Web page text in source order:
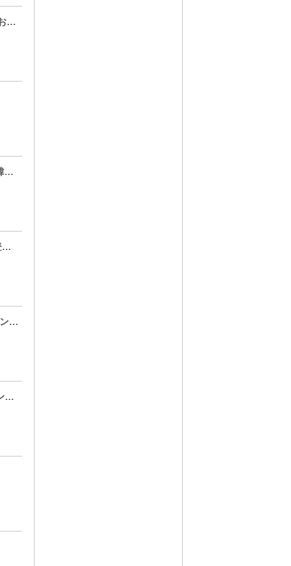
KNTV 2月はNCTジェヒョンの単独ファンコンやチソンの話題のドラマをお届け！
『照明店の客人たち』2024年にディズニープラス スターで最も見られた韓ドラに！
ディズニープラス スター『照明店の客人たち』チュ・ジフンを囲んで、登場人物が大集合の本ポスターと、謎に包まれた本作のヒントが明かされる本予告編が解禁！
パク・ミニョン、ファンと過ごした温かな時間、日本ファンクラブオープン記念ファンミーティング
パク・ミニョン、日本公式ファンクラブオープン！11/8(金)東京でのファンミーティング開催も決定！